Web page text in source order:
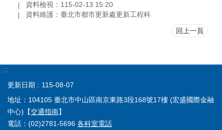
資料檢視：115-02-13 15:20
資料維護：臺北市都市更新處更新工程科
回上一頁
:::
更新日期
115-08-07
地址：104105 臺北市中山區南京東路3段168號17樓 (宏盛國際金融
中心)【交通指南】
電話：(02)2781-5696 各科室電話